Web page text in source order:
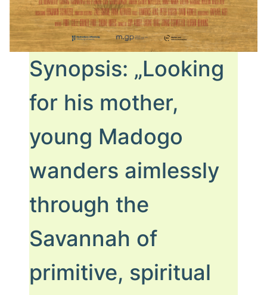
Synopsis: „Looking
for his mother,
young Madogo
wanders aimlessly
through the
Savannah of
primitive, spiritual